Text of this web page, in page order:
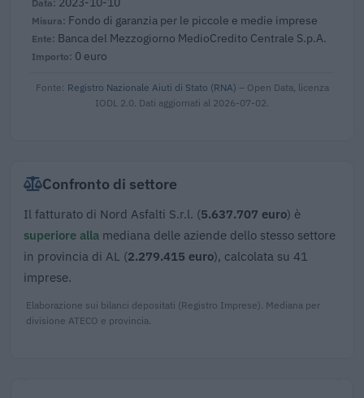
Fondo di garanzia per le piccole e medie imprese
Banca del Mezzogiorno MedioCredito Centrale S.p.A.
0 euro
Fonte: Registro Nazionale Aiuti di Stato (RNA) – Open Data, licenza
IODL 2.0. Dati aggiornati al 2026-07-02.
Confronto di settore
Il fatturato di Nord Asfalti S.r.l. (5.637.707 euro) è
superiore alla mediana delle aziende dello stesso settore
in provincia di AL (2.279.415 euro), calcolata su 41
imprese.
Elaborazione sui bilanci depositati (Registro Imprese). Mediana per
divisione ATECO e provincia.